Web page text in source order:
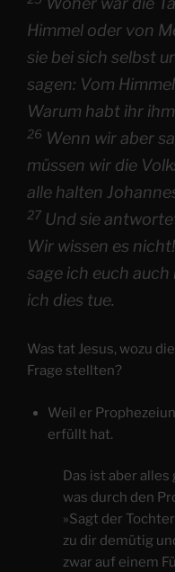
Himmel oder von
sie bei sich selbst
sagen: Vom
Warum habt ihr
26 Wenn wir aber
müssen wir die
alle halten
27 Und sie
Wir wissen es
sage ich euch
ich dies tue.
Was tat Jesus, wozu
Frage stellten?
Weil er
erfüllt hat.
Das ist aber
was durch den
»Sagt der
zu dir demütig
zwar auf einem